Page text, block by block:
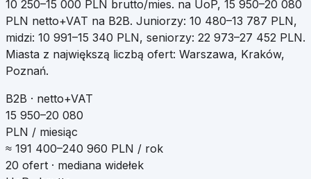
10 250–15 000 PLN brutto/mies. na UoP, 15 950–20 080
PLN netto+VAT na B2B. Juniorzy: 10 480–13 787 PLN,
midzi: 10 991–15 340 PLN, seniorzy: 22 973–27 452 PLN.
Miasta z największą liczbą ofert: Warszawa, Kraków,
Poznań.
B2B · netto+VAT
15 950–20 080
PLN / miesiąc
≈ 191 400–240 960 PLN / rok
20 ofert · mediana widełek